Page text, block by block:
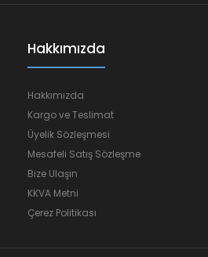
Hakkımızda
Hakkımızda
Kargo ve Teslimat
Üyelik Sözleşmesi
Mesafeli Satış Sözleşme
Bize Ulaşın
KKVA Metni
Çerez Politikası